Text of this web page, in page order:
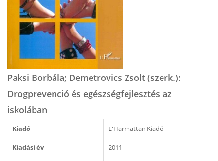
Paksi Borbála; Demetrovics Zsolt (szerk.):
Drogprevenció és egészségfejlesztés az
iskolában
Kiadó L'Harmattan Kiadó
Kiadási év 2011